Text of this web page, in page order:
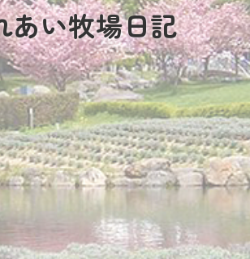
あい牧場日記